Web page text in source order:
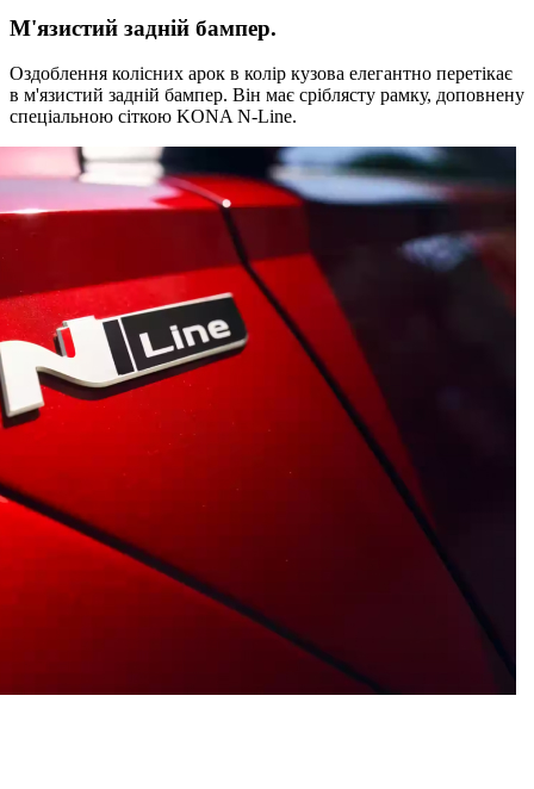
М'язистий задній бампер.
Оздоблення колісних арок в колір кузова елегантно перетікає
в м'язистий задній бампер. Він має сріблясту рамку, доповнену
спеціальною сіткою KONA N-Line.
Сила вибору.
Обирайте з яскравої палітри кольорів, щоб створити ідеальну
версію нової лінійки KONA N для вашого особистого стилю.